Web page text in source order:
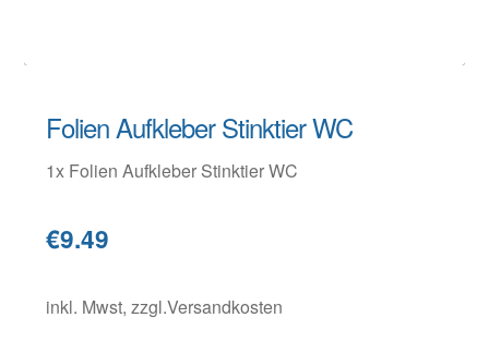
Folien Aufkleber Stinktier WC
1x Folien Aufkleber Stinktier WC
€9.49
inkl. Mwst, zzgl.Versandkosten